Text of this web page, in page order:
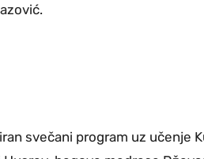
svečani program uz učenje